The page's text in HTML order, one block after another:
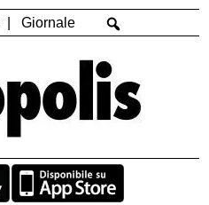
Giornale